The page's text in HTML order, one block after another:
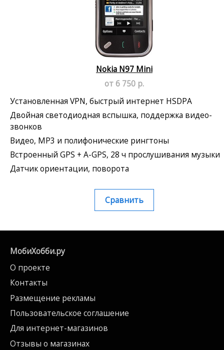
Nokia N97 Mini
от 6 750 р.
Установленная VPN, быстрый интернет HSDPA
Двойная светодиодная вспышка, поддержка видео-
звонков
Видео, MP3 и полифонические рингтоны
Встроенный GPS + A-GPS, 28 ч прослушивания музыки
Датчик ориентации, поворота
Сравнить
МобиХобби.ру
О проекте
Контакты
Размещение рекламы
Пользовательское соглашение
Для интернет-магазинов
Отзывы о магазинах